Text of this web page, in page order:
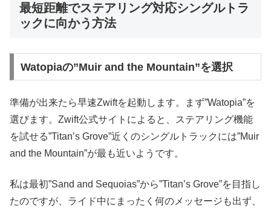
最短距離でステアリング対応シングルトラ
ックに向かう方法
Watopiaの”Muir and the Mountain”を選択
準備が出来たら早速Zwiftを起動します。まず”Watopia”を
選びます。Zwift公式サイトによると、ステアリング機能
を試せる”Titan’s Grove”近くのシングルトラックには”Muir
and the Mountain”が最も近いようです。
私は最初”Sand and Sequoias”から”Titan’s Grove”を目指し
たのですが、ライド中にまったく何のメッセージも出ず、